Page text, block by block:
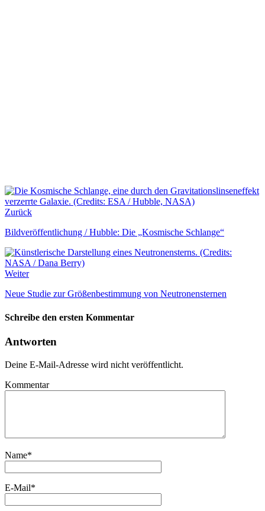
Zurück
Bildveröffentlichung / Hubble: Die „Kosmische Schlange“
Weiter
Neue Studie zur Größenbestimmung von Neutronensternen
Schreibe den ersten Kommentar
Antworten
Deine E-Mail-Adresse wird nicht veröffentlicht.
Kommentar
Name*
E-Mail*